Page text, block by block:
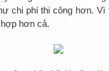
chi phí thi công hơn.
hơn cả.